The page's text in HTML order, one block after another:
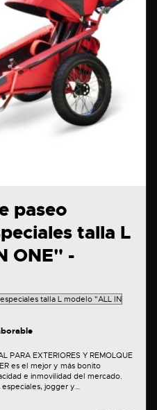
paseo
talla L
ONE" -
PARA EXTERIORES Y REMOLQUE
e inmovilidad del mercado.
especiales, jogger y…